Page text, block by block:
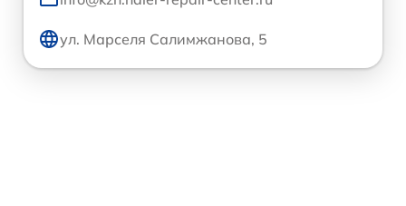
ул. Марселя Салимжанова, 5